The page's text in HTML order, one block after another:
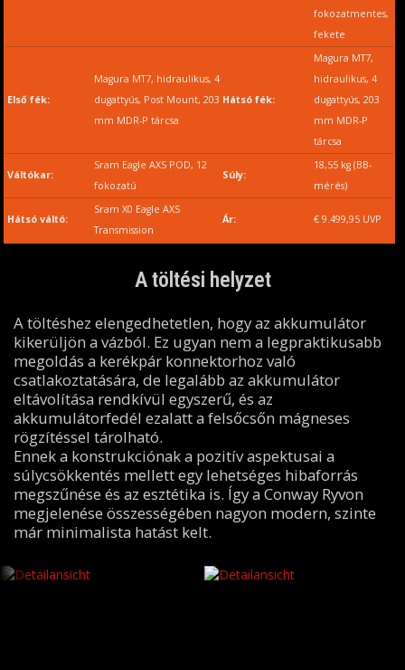
fokozatmentes,
fekete
Első fék:
Magura MT7, hidraulikus, 4
dugattyús, Post Mount, 203
mm MDR-P tárcsa
Hátsó fék:
Magura MT7,
hidraulikus, 4
dugattyús, 203
mm MDR-P
tárcsa
Váltókar:
Sram Eagle AXS POD, 12
fokozatú
Súly:
18,55 kg (BB-
mérés)
Hátsó váltó:
Sram X0 Eagle AXS
Transmission
Ár: € 9.499,95 UVP
A töltési helyzet
A töltéshez elengedhetetlen, hogy az akkumulátor
kikerüljön a vázból. Ez ugyan nem a legpraktikusabb
megoldás a kerékpár konnektorhoz való
csatlakoztatására, de legalább az akkumulátor
eltávolítása rendkívül egyszerű, és az
akkumulátorfedél ezalatt a felsőcsőn mágneses
rögzítéssel tárolható.
Ennek a konstrukciónak a pozitív aspektusai a
súlycsökkentés mellett egy lehetséges hibaforrás
megszűnése és az esztétika is. Így a Conway Ryvon
megjelenése összességében nagyon modern, szinte
már minimalista hatást kelt.